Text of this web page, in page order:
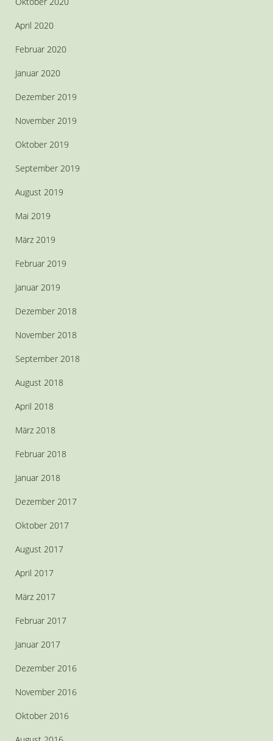
April 2020
Februar 2020
Januar 2020
Dezember 2019
November 2019
Oktober 2019
September 2019
August 2019
Mai 2019
März 2019
Februar 2019
Januar 2019
Dezember 2018
November 2018
September 2018
August 2018
April 2018
März 2018
Februar 2018
Januar 2018
Dezember 2017
Oktober 2017
August 2017
April 2017
März 2017
Februar 2017
Januar 2017
Dezember 2016
November 2016
Oktober 2016